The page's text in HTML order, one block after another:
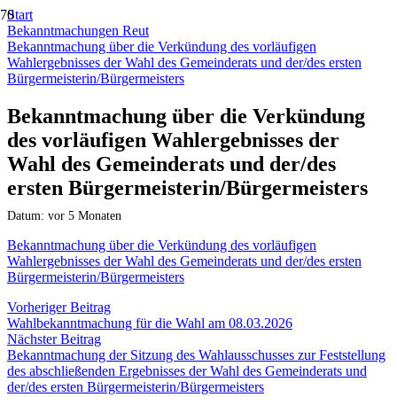
Start
Bekanntmachungen Reut
Bekanntmachung über die Verkündung des vorläufigen
Wahlergebnisses der Wahl des Gemeinderats und der/des ersten
Bürgermeisterin/Bürgermeisters
Bekanntmachung über die Verkündung
des vorläufigen Wahlergebnisses der
Wahl des Gemeinderats und der/des
ersten Bürgermeisterin/Bürgermeisters
Datum: vor 5 Monaten
Bekanntmachung über die Verkündung des vorläufigen
Wahlergebnisses der Wahl des Gemeinderats und der/des ersten
Bürgermeisterin/Bürgermeisters
Vorheriger Beitrag
Wahlbekanntmachung für die Wahl am 08.03.2026
Nächster Beitrag
Bekanntmachung der Sitzung des Wahlausschusses zur Feststellung
des abschließenden Ergebnisses der Wahl des Gemeinderats und
der/des ersten Bürgermeisterin/Bürgermeisters